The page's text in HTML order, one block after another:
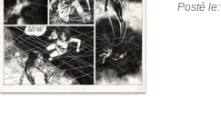
Posté le: